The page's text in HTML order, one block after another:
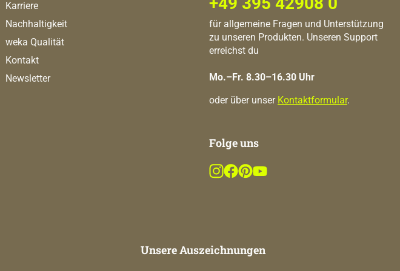
Karriere
Nachhaltigkeit
weka Qualität
Kontakt
Newsletter
für allgemeine Fragen und Unterstützung
zu unseren Produkten. Unseren Support
erreichst du
Mo.–Fr. 8.30–16.30 Uhr
oder über unser Kontaktformular.
Folge uns
Unsere Auszeichnungen